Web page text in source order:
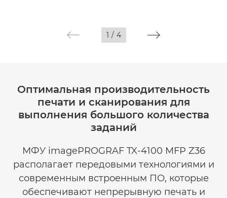
1 / 4
Оптимальная производительность
печати и сканирования для
выполнения большого количества
заданий
МФУ imagePROGRAF TX-4100 MFP Z36
располагает передовыми технологиями и
современным встроенным ПО, которые
обеспечивают непрерывную печать и